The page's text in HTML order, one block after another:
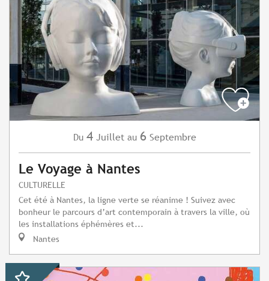
Du 4 Juillet au 6 Septembre
Le Voyage à Nantes
CULTURELLE
Cet été à Nantes, la ligne verte se réanime ! Suivez avec
bonheur le parcours d’art contemporain à travers la ville, où
les installations éphémères et...
Nantes